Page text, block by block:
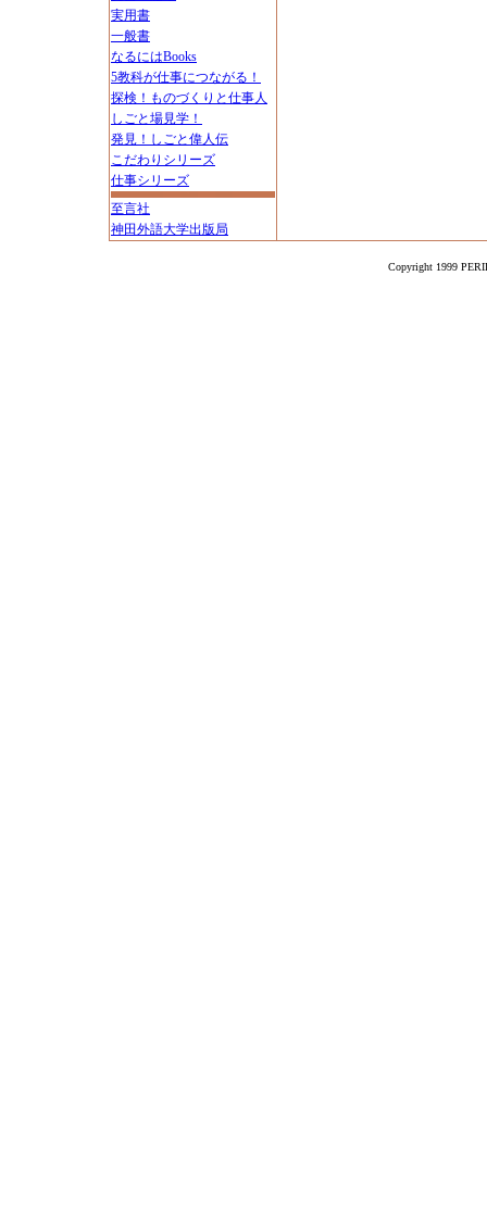
実用書
一般書
なるにはBooks
5教科が仕事につながる！
探検！ものづくりと仕事人
しごと場見学！
発見！しごと偉人伝
こだわりシリーズ
仕事シリーズ
至言社
神田外語大学出版局
Copyright 1999